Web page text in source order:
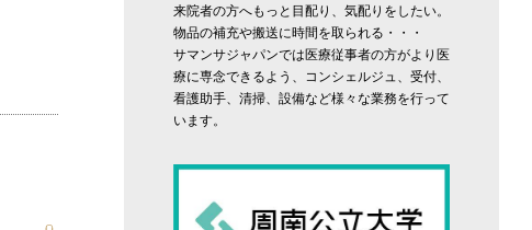
来院者の方へもっと目配り、気配りをしたい。
物品の補充や搬送に時間を取られる・・・
サマンサジャパンでは医療従事者の方がより医
療に専念できるよう、コンシェルジュ、受付、
看護助手、清掃、設備など様々な業務を行って
います。